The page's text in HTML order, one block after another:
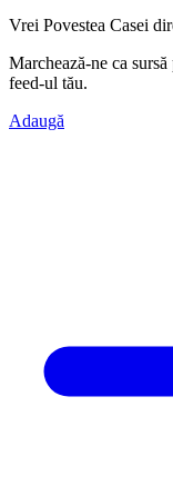
Vrei Povestea Casei
Marchează-ne ca sursă
feed-ul tău.
Adaugă